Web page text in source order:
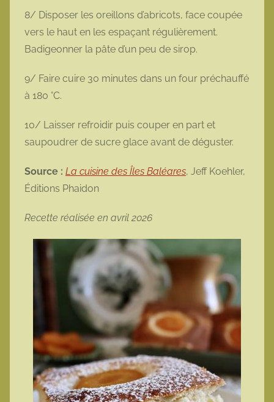
8/ Disposer les oreillons d’abricots, face coupée
vers le haut en les espaçant régulièrement.
Badigeonner la pâte d’un peu de sirop.
9/ Faire cuire 30 minutes dans un four préchauffé
à 180 °C.
10/ Laisser refroidir puis couper en part et
saupoudrer de sucre glace avant de déguster.
Source : La cuisine des Îles Baléares, Jeff Koehler,
Éditions Phaidon
Recette réalisée en avril 2026